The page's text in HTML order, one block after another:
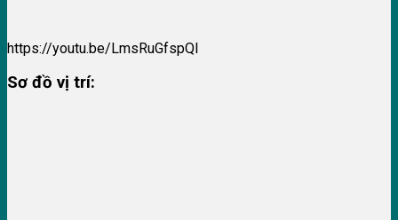
https://youtu.be/LmsRuGfspQI
Sơ đồ vị trí: